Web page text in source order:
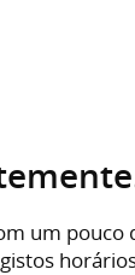
um pouco